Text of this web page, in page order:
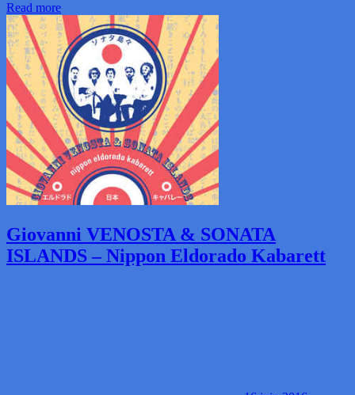
Read more
Giovanni VENOSTA & SONATA
ISLANDS – Nippon Eldorado Kabarett